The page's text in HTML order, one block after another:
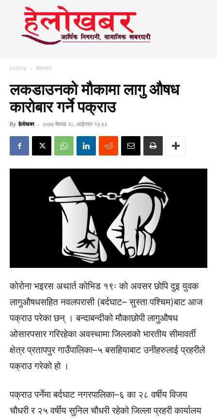
Home समाचार
लकडाउनकाे माैकामा लागु औषध
काराेबार गर्ने पक्राउ
By हेलाेखबर - २०७७ बैशाख २८, आईतवार १३:४३
काेराेना भइरस अथार्त काेभिड १९ः काे अवसर छाेपि दुइ युवक
लागुऔषधसहित नवलपरासी (बर्दघाट– सुस्ता पश्चिम)बाट आज
पक्राउ परेका छन् । बन्दाबन्दीको मौकाछोपी लागुऔषध
ओसारपसार गरिरहेका अवस्थामा जिल्लाको भारतीय सीमावर्ती
क्षेत्र प्रतापपुर गाउँपालिका–५ बसहियाबाट उनीहरुलाई प्रहरीले
पक्राउ गरेको हो ।
पक्राउ पर्नेमा बर्दघाट नगरपालिका–६ का २८ वर्षीय विजय
चौधरी र २५ वर्षीय सुनिल चौधरी रहेको जिल्ला प्रहरी कार्यालय